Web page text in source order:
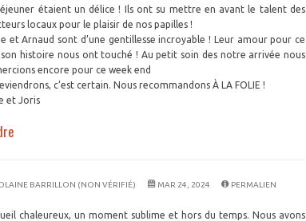
étaient un délice ! Ils ont su mettre en avant le talent des
locaux pour le plaisir de nos papilles !
et Arnaud sont d’une gentillesse incroyable ! Leur amour pour ce
histoire nous ont touché ! Au petit soin des notre arrivée nous
encore pour ce week end
c’est certain. Nous recommandons À LA FOLIE !
et Joris
BARRILLON (NON VÉRIFIÉ) MAR 24, 2024 PERMALIEN
chaleureux, un moment sublime et hors du temps. Nous avons